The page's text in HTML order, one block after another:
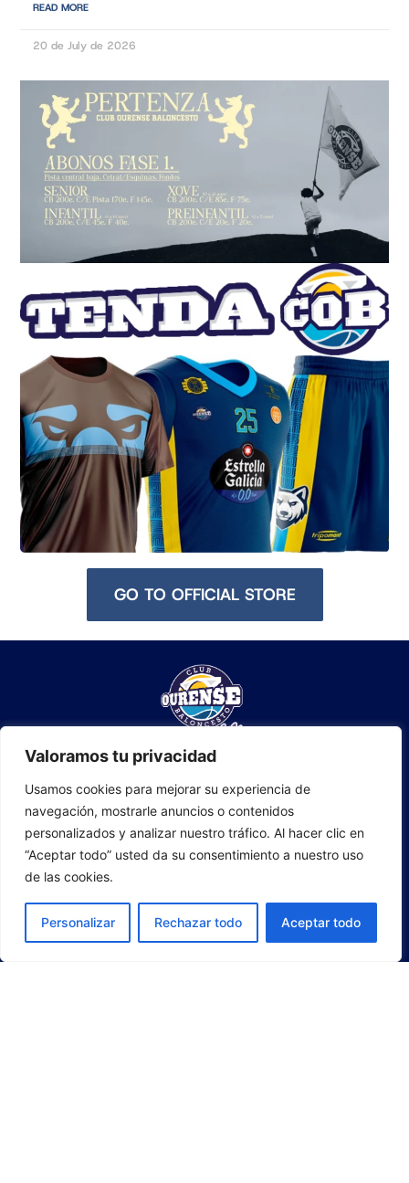
Valoramos tu privacidad
Usamos cookies para mejorar su experiencia de
navegación, mostrarle anuncios o contenidos
personalizados y analizar nuestro tráfico. Al hacer clic en
“Aceptar todo” usted da su consentimiento a nuestro uso
de las cookies.
Personalizar Rechazar todo Aceptar todo
READ MORE
20 de July de 2026
GO TO OFFICIAL STORE